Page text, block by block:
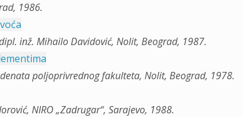
1986.
inž. Mihailo Davidović, Nolit, Beograd, 1987.
poljoprivrednog fakulteta, Nolit, Beograd, 1978.
NIRO „Zadrugar“, Sarajevo, 1988.